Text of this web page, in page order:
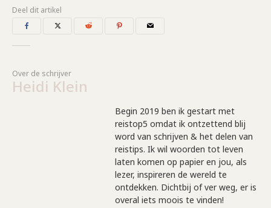
Deel dit artikel
Over de schrijver
Heidi Klein
Begin 2019 ben ik gestart met
reistop5 omdat ik ontzettend blij
word van schrijven & het delen van
reistips. Ik wil woorden tot leven
laten komen op papier en jou, als
lezer, inspireren de wereld te
ontdekken. Dichtbij of ver weg, er is
overal iets moois te vinden!